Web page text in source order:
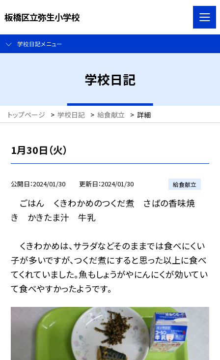
板橋区立弥生小学校
学校日記メニュー
学校日記
トップページ > 学校日記 > 給食献立 > 詳細
1月30日（火）
公開日 2024/01/30 更新日 2024/01/30 給食献立
ごはん くきわかめのつくだ煮 さばの香味焼
き かきたま汁 牛乳
くきわかめは、サラダなどそのままでは食べにくい
子が多いですが、つくだ煮にすると思った以上に食べ
てくれていました。魚もしょうがやにんにくが効いてい
て食べやすかったようです。